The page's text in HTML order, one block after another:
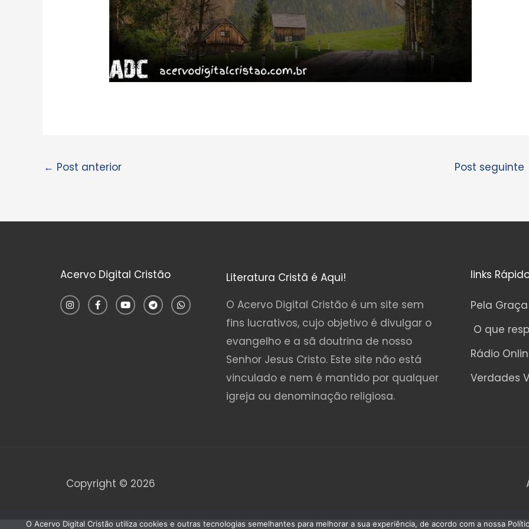
← Post anterior Post seguinte
Acervo Digital Cristão
n
s
t
a
c
e
o
u
t
e
l
e
h
a
t
Literatura Cristã é Aqui!
O Acervo Digital Cristão é um site sem
fins lucrativos, cujo objetivo é divulgar o
evangelho e a sã doutrina de nosso
Senhor Jesus Cristo. Este site não está
vinculado e nem é mantido por qualquer
igreja ou denominação religiosa.
links
Pela Graça
O que
Rádio
Verdades
Copyright © 2026
O Acervo Digital Cristão utiliza cookies e outras tecnologias semelhantes para melhorar a sua experiência, de acordo com a nossa